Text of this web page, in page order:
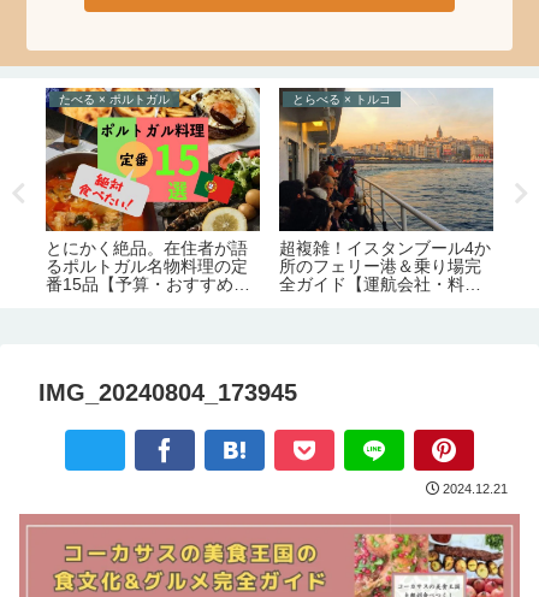
たべる × ポルトガル
とにかく絶品。在住者が語
るポルトガル名物料理の定
番15品【予算・おすすめレ
とらべる × トルコ
超複雑！イスタンブール4か
所のフェリー港＆乗り場完
全ガイド【運航会社・料
IMG_20240804_173945
2024.12.21